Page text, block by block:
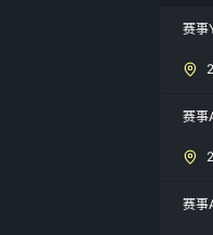
赛事
赛事
赛事